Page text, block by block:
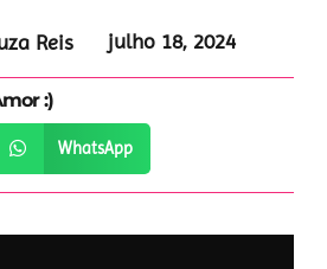
Reis julho 18, 2024
:)
WhatsApp